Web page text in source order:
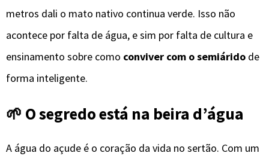
metros dali o mato nativo continua verde. Isso não
acontece por falta de água, e sim por falta de cultura e
ensinamento sobre como conviver com o semiárido de
forma inteligente.
🌱 O segredo está na beira d’água
A água do açude é o coração da vida no sertão. Com um